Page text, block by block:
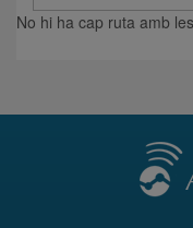
No hi ha cap ruta amb